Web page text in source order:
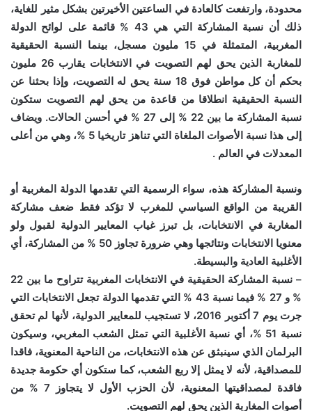
محدودة، وارتفعت كالعادة في الساعتين الأخيرتين بشكل مثير للغاية،
ذلك أن نسبة المشاركة التي هي 43 % قائمة على لوائح الدولة
المغربية، المتمثلة في 15 مليون مسجل، بينما النسبة الحقيقية
للمغاربة الذين يحق لهم التصويت في الانتخابات يقارب 26 مليون
بحكم أن كل مواطن فوق 18 سنة يحق له التصويت، وإذا بحثنا عن
النسبة الحقيقية انطلاقا من قاعدة من يحق لهم التصويت ستكون
نسبة المشاركة ما بين 22 % إلى 27 % في أحسن الحالات. ويضاف
إلى هذا نسبة الأصوات الملغاة التي تناهز تاريخيا 5 %، وهي من أعلى
المعدلات في العالم .
ونسبة المشاركة هذه، سواء الرسمية التي تقدمها الدولة المغربية أو
القريبة من الواقع السياسي للمغرب لا تؤكد فقط ضعف مشاركة
المغاربة في الانتخابات، بل تبرز غياب المعايير الدولية لقبول ولو
معنويا الانتخابات ونتائجها وهي ضرورة تجاوز 50 % من المشاركة، أي
الأغلبية العادية والبسيطة.
– نسبة المشاركة الحقيقية في الانتخابات المغربية تتراوح ما بين 22
% و 27 % فيما نسبة 43 % التي تقدمها الدولة تجعل الانتخابات التي
جرت يوم 7 أكتوبر 2016، لا تستجيب للمعايير الدولية، لأنها لم تحقق
نسبة 51 %، أي نسبة الأغلبية التي تمثل الشعب المغربي، وسيكون
البرلمان الذي سينبثق عن هذه الانتخابات، من الناحية المعنوية، فاقدا
للمصداقية، لأنه لا يمثل إلا ربع الشعب، كما ستكون أي حكومة جديدة
فاقدة لمصداقيتها المعنوية، لأن الحزب الأول لا يتجاوز 7 % من
أصوات المغاربة الذين يحق لهم التصويت.